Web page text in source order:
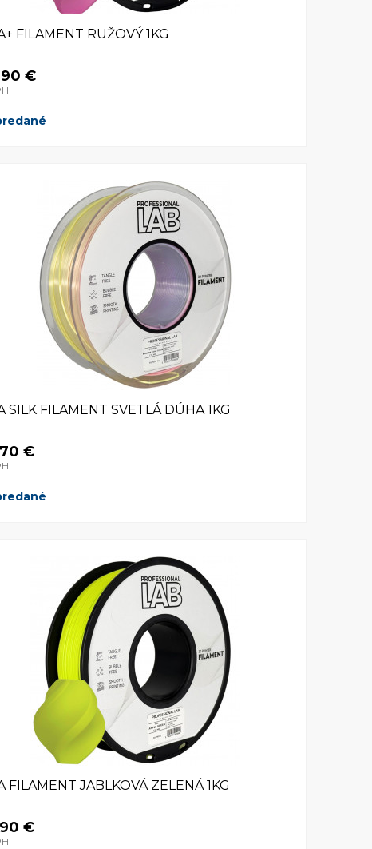
FILAMENT RUŽOVÝ 1KG
€
SILK FILAMENT SVETLÁ DÚHA 1KG
€
FILAMENT JABLKOVÁ ZELENÁ 1KG
€